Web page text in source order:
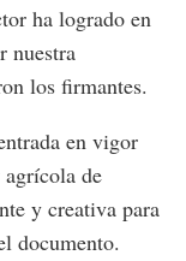
ha logrado en
nuestra
los firmantes.
en vigor
de
y creativa para
documento.